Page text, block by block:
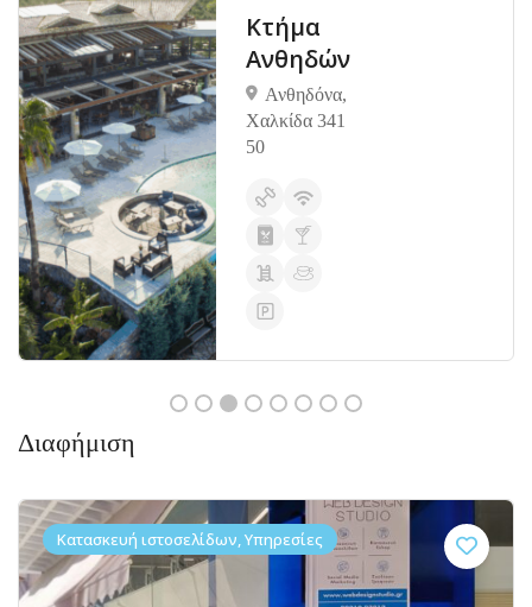
Κτήμα
Ανθηδών
Ανθηδόνα,
Χαλκίδα 341
50
Διαφήμιση
Κατασκευή ιστοσελίδων, Υπηρεσίες